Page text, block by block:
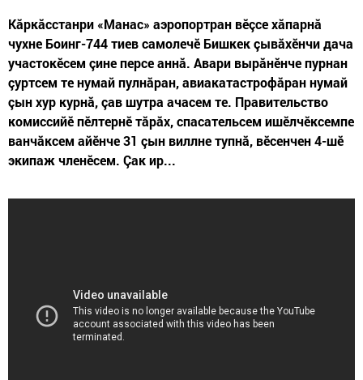
Кăркăсстанри «Манас» аэропортран вӗçсе хăпарнă
чухне Боинг-744 тиев самолечӗ Бишкек çывăхӗнчи дача
участокӗсем çине персе аннă. Авари вырăнӗнче пурнан
çуртсем те нумай пулнăран, авиакатастрофăран нумай
çын хур курнă, çав шутра ачасем те. Правительство
комиссийӗ пӗлтернӗ тăрăх, спасательсем ишӗлчӗксемпе
ванчăксем айӗнче 31 çын виллне тупнă, вӗсенчен 4-шӗ
экипаж членӗсем. Çак ир...